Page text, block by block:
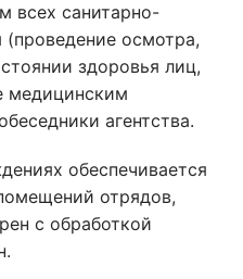
всех санитарно-
осмотра,
здоровья лиц,
медицинским
агентства.
обеспечивается
отрядов,
с обработкой